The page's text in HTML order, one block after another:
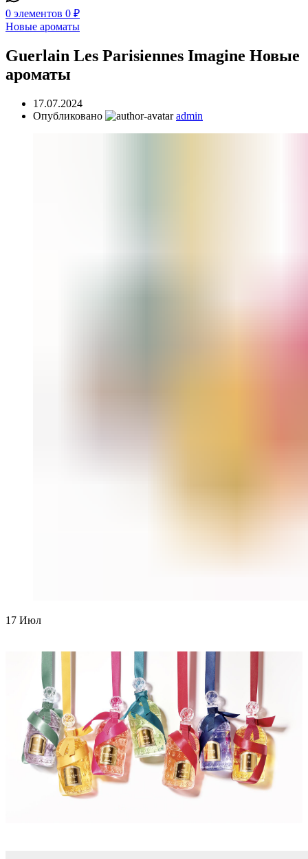
0 элементов 0 ₽
Новые ароматы
Guerlain Les Parisiennes Imagine Новые
ароматы
17.07.2024
Опубликовано
admin
17 Июл